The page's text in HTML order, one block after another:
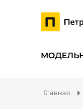
Главная